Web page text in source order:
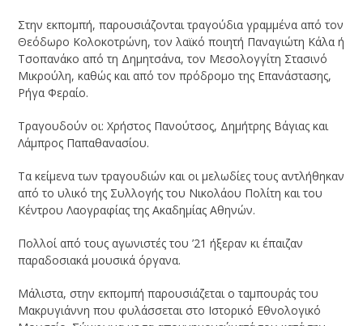
Στην εκπομπή, παρουσιάζονται τραγούδια γραμμένα από τον
Θεόδωρο Κολοκοτρώνη, τον λαϊκό ποιητή Παναγιώτη Κάλα ή
Τσοπανάκο από τη Δημητσάνα, τον Μεσολογγίτη Στασινό
Μικρούλη, καθώς και από τον πρόδρομο της Επανάστασης,
Ρήγα Φεραίο.
Τραγουδούν οι: Χρήστος Πανούτσος, Δημήτρης Βάγιας και
Λάμπρος Παπαθανασίου.
Τα κείμενα των τραγουδιών και οι μελωδίες τους αντλήθηκαν
από το υλικό της Συλλογής του Νικολάου Πολίτη και του
Κέντρου Λαογραφίας της Ακαδημίας Αθηνών.
Πολλοί από τους αγωνιστές του ’21 ήξεραν κι έπαιζαν
παραδοσιακά μουσικά όργανα.
Μάλιστα, στην εκπομπή παρουσιάζεται ο ταμπουράς του
Μακρυγιάννη που φυλάσσεται στο Ιστορικό Εθνολογικό